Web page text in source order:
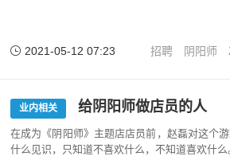
2021-05-12 07:23 招聘 阴阳师
业内相关 给阴阳师做店员的人
在成为《阴阳师》主题店店员前，赵磊对这个
什么见识，只知道不喜欢什么，不知道喜欢什么